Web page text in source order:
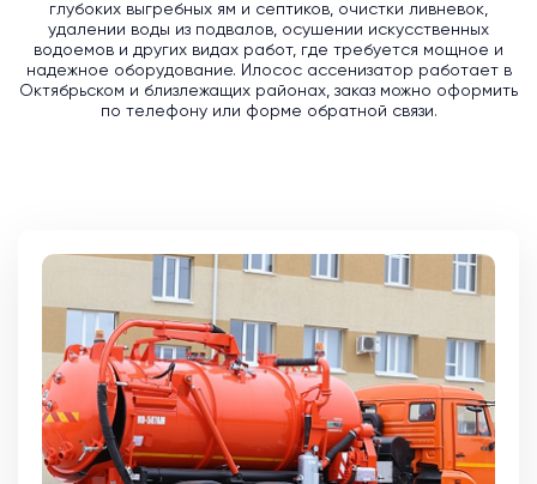
глубоких выгребных ям и септиков, очистки ливневок,
удалении воды из подвалов, осушении искусственных
водоемов и других видах работ, где требуется мощное и
надежное оборудование. Илосос ассенизатор работает в
Октябрьском и близлежащих районах, заказ можно оформить
по телефону или форме обратной связи.